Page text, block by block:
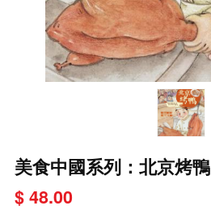
美食中國系列：北京烤鴨
$ 48.00